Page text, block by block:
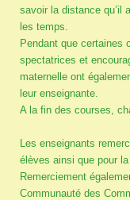
savoir la distance qu’il
les temps.
Pendant que certaines
spectatrices et
maternelle ont
leur enseignante.
A la fin des courses,
Les enseignants
élèves ainsi que pour
Remerciement
Communauté des